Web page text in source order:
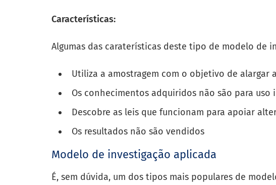
Características:
Algumas das caraterísticas deste tipo de modelo de
Utiliza a amostragem com o objetivo de alargar
Os conhecimentos adquiridos não são para uso
Descobre as leis que funcionam para apoiar
Os resultados não são vendidos
Modelo de investigação aplicada
É, sem dúvida, um dos tipos mais populares de